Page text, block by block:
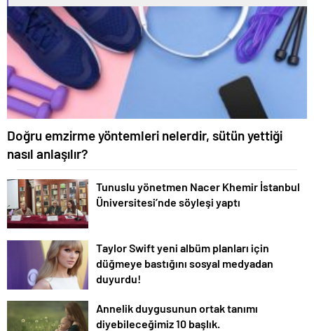
Doğru emzirme yöntemleri nelerdir, sütün yettiği
nasıl anlaşılır?
Tunuslu yönetmen Nacer Khemir İstanbul
Üniversitesi’nde söyleşi yaptı
Taylor Swift yeni albüm planları için
düğmeye bastığını sosyal medyadan
duyurdu!
Annelik duygusunun ortak tanımı
diyebileceğimiz 10 başlık.